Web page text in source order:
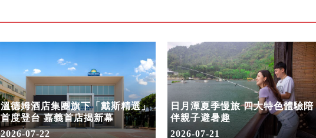
溫德姆酒店集團旗下「戴斯精選」
首度登台 嘉義首店揭新幕
2026-07-22
日月潭夏季慢旅 四大特色體驗陪
伴親子避暑趣
2026-07-21